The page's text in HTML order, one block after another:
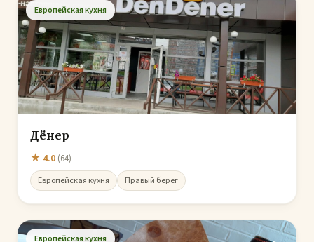
Европейская кухня
Дёнер
★ 4.0 (64)
Европейская кухня Правый берег
Европейская кухня